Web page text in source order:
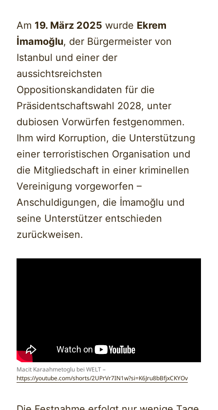
Am 19. März 2025 wurde Ekrem
İmamoğlu, der Bürgermeister von
Istanbul und einer der
aussichtsreichsten
Oppositionskandidaten für die
Präsidentschaftswahl 2028, unter
dubiosen Vorwürfen festgenommen.
Ihm wird Korruption, die Unterstützung
einer terroristischen Organisation und
die Mitgliedschaft in einer kriminellen
Vereinigung vorgeworfen –
Anschuldigungen, die İmamoğlu und
seine Unterstützer entschieden
zurückweisen.
Macit Karaahmetoglu bei WELT –
https://youtube.com/shorts/2UPrVr7IN1w?si=K6Jru8bBfjxCKYOv